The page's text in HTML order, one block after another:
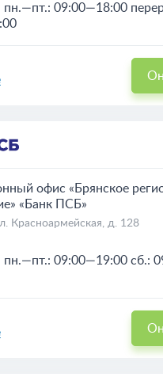
пн.—пт.: 09:00—18:00
офис «Брянское
«Банк ПСБ»
Красноармейская, д. 128
пн.—пт.: 09:00—19:00 сб.: